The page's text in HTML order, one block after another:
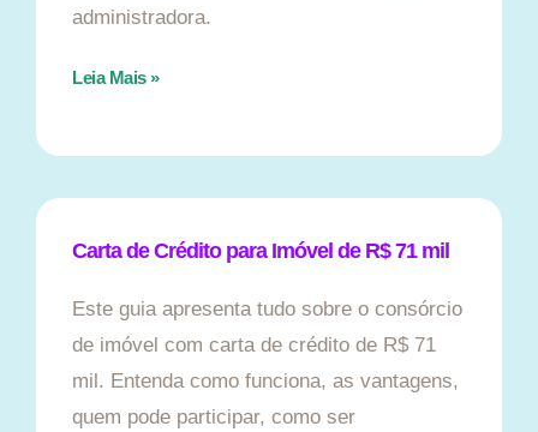
administradora.
Leia Mais »
Carta de Crédito para Imóvel de R$ 71 mil
Este guia apresenta tudo sobre o consórcio
de imóvel com carta de crédito de R$ 71
mil. Entenda como funciona, as vantagens,
quem pode participar, como ser